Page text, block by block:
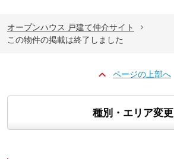
オープンハウス 戸建て仲介サイト
この物件の掲載は終了しました
ページの上部へ
種別・エリア変更